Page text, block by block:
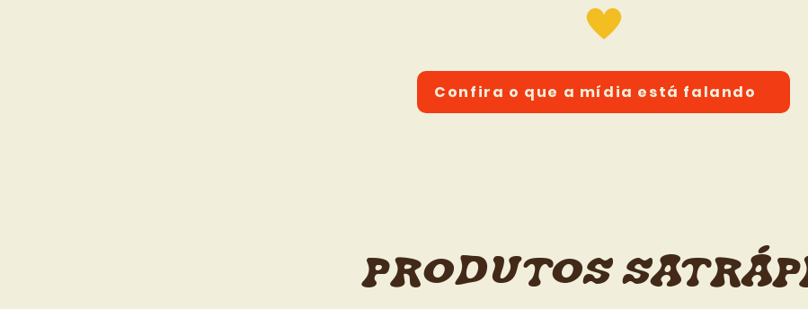
Confira o que a mídia está falando
PRODUTOS